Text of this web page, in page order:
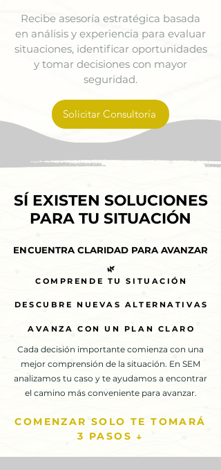
Recibe asesoría estratégica basada
en análisis y experiencia para evaluar
situaciones, identificar oportunidades
y tomar decisiones con mayor
seguridad.
Solicitar Consultoría
SÍ EXISTEN SOLUCIONES
PARA TU SITUACIÓN
SÍ EXISTEN SOLUCIONES
PARA TU SITUACIÓN
ENCUENTRA CLARIDAD PARA AVANZAR
ENCUENTRA CLARIDAD PARA AVANZAR
🌿
COMPRENDE TU SITUACIÓN
DESCUBRE NUEVAS ALTERNATIVAS
AVANZA CON UN PLAN CLARO
🌿
COMPRENDE TU SITUACIÓN
DESCUBRE NUEVAS ALTERNATIVAS
AVANZA CON UN PLAN CLARO
Cada decisión importante comienza con una
mejor comprensión de la situación. En SEM
analizamos tu caso y te ayudamos a encontrar
el camino más conveniente para avanzar.
COMENZAR SOLO TE TOMARÁ
3 PASOS ↓